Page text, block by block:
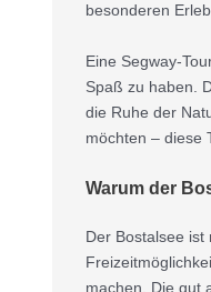
besonderen
Eine Segway-
Spaß zu haben.
die Ruhe der
möchten – diese
Warum der
Der Bostalsee
machen. Die gut